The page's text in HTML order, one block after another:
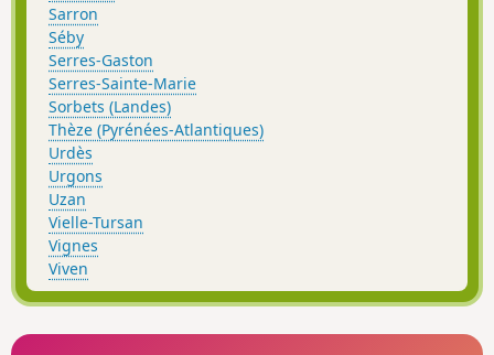
Sarron
Séby
Serres-Gaston
Serres-Sainte-Marie
Sorbets (Landes)
Thèze (Pyrénées-Atlantiques)
Urdès
Urgons
Uzan
Vielle-Tursan
Vignes
Viven